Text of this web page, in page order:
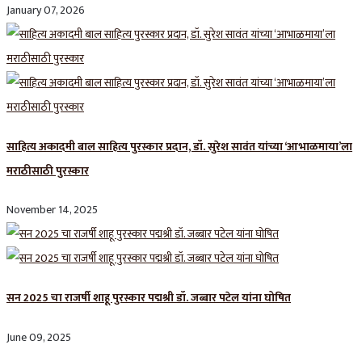
January 07, 2026
साहित्य अकादमी बाल साहित्य पुरस्कार प्रदान, डॉ. सुरेश सावंत यांच्या ‘आभाळमाया’ला
मराठीसाठी पुरस्कार
November 14, 2025
सन 2025 चा राजर्षी शाहू पुरस्कार प‌द्मश्री डॉ. जब्बार पटेल यांना घोषित
June 09, 2025